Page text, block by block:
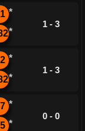
*
*
1 - 3
*
*
1 - 3
*
*
0 - 0